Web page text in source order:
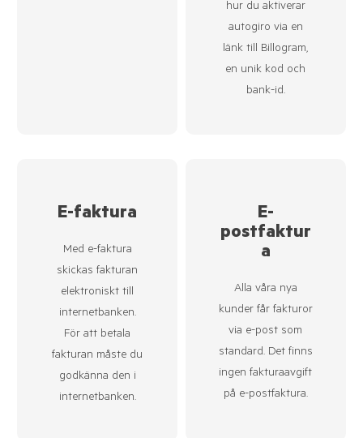
hur du aktiverar
autogiro via en
länk till Billogram,
en unik kod och
bank-id.
E-faktura
Med e-faktura
skickas fakturan
elektroniskt till
internetbanken.
För att betala
fakturan måste du
godkänna den i
internetbanken.
E-
postfaktur
a
Alla våra nya
kunder får fakturor
via e-post som
standard. Det finns
ingen fakturaavgift
på e-postfaktura.